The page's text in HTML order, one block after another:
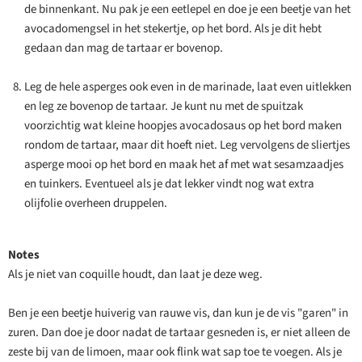
de binnenkant. Nu pak je een eetlepel en doe je een beetje van het
avocadomengsel in het stekertje, op het bord. Als je dit hebt
gedaan dan mag de tartaar er bovenop.
Leg de hele asperges ook even in de marinade, laat even uitlekken
en leg ze bovenop de tartaar. Je kunt nu met de spuitzak
voorzichtig wat kleine hoopjes avocadosaus op het bord maken
rondom de tartaar, maar dit hoeft niet. Leg vervolgens de sliertjes
asperge mooi op het bord en maak het af met wat sesamzaadjes
en tuinkers. Eventueel als je dat lekker vindt nog wat extra
olijfolie overheen druppelen.
Notes
Als je niet van coquille houdt, dan laat je deze weg.
Ben je een beetje huiverig van rauwe vis, dan kun je de vis "garen" in
zuren. Dan doe je door nadat de tartaar gesneden is, er niet alleen de
zeste bij van de limoen, maar ook flink wat sap toe te voegen. Als je